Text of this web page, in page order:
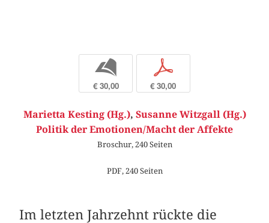
b
€ 30,00
p
€ 30,00
Marietta Kesting (Hg.), Susanne Witzgall (Hg.)
Politik der Emotionen/Macht der Affekte
Broschur, 240 Seiten
PDF, 240 Seiten
Im letzten Jahrzehnt rückte die